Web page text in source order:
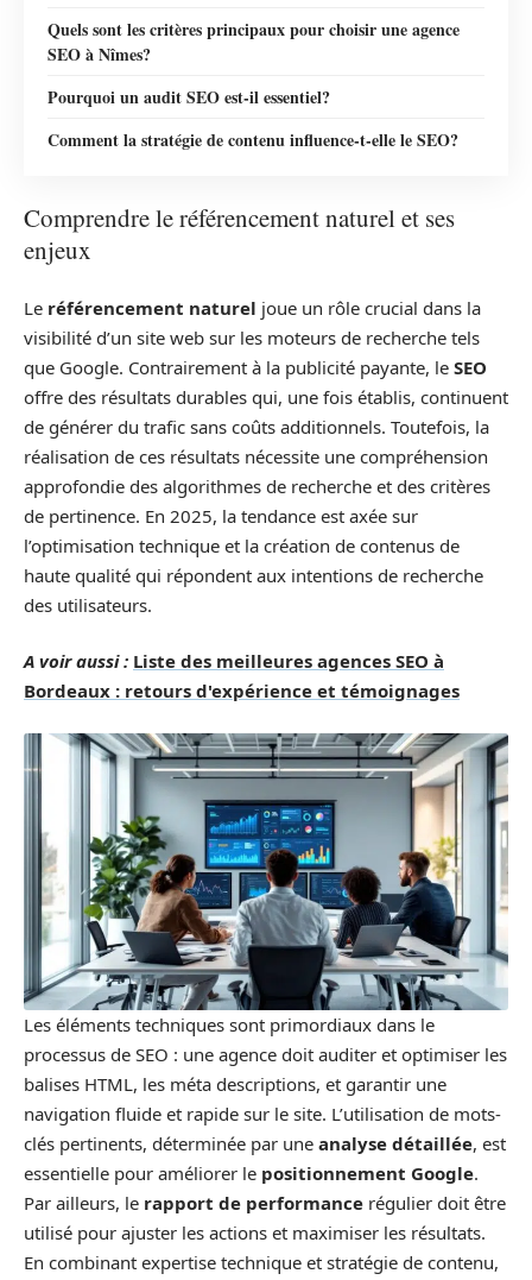
Quels sont les critères principaux pour choisir une agence
SEO à Nîmes?
Pourquoi un audit SEO est-il essentiel?
Comment la stratégie de contenu influence-t-elle le SEO?
Comprendre le référencement naturel et ses
enjeux
Le référencement naturel joue un rôle crucial dans la
visibilité d’un site web sur les moteurs de recherche tels
que Google. Contrairement à la publicité payante, le SEO
offre des résultats durables qui, une fois établis, continuent
de générer du trafic sans coûts additionnels. Toutefois, la
réalisation de ces résultats nécessite une compréhension
approfondie des algorithmes de recherche et des critères
de pertinence. En 2025, la tendance est axée sur
l’optimisation technique et la création de contenus de
haute qualité qui répondent aux intentions de recherche
des utilisateurs.
A voir aussi : Liste des meilleures agences SEO à
Bordeaux : retours d'expérience et témoignages
Les éléments techniques sont primordiaux dans le
processus de SEO : une agence doit auditer et optimiser les
balises HTML, les méta descriptions, et garantir une
navigation fluide et rapide sur le site. L’utilisation de mots-
clés pertinents, déterminée par une analyse détaillée, est
essentielle pour améliorer le positionnement Google.
Par ailleurs, le rapport de performance régulier doit être
utilisé pour ajuster les actions et maximiser les résultats.
En combinant expertise technique et stratégie de contenu,